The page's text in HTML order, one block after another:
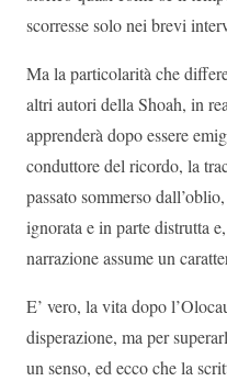
scorresse solo nei brevi
Ma la particolarità che
altri autori della Shoah, in
apprenderà dopo essere
conduttore del ricordo, la
passato sommerso
ignorata e in parte distrutta
narrazione assume un
E’ vero, la vita dopo
disperazione, ma per
un senso, ed ecco che la